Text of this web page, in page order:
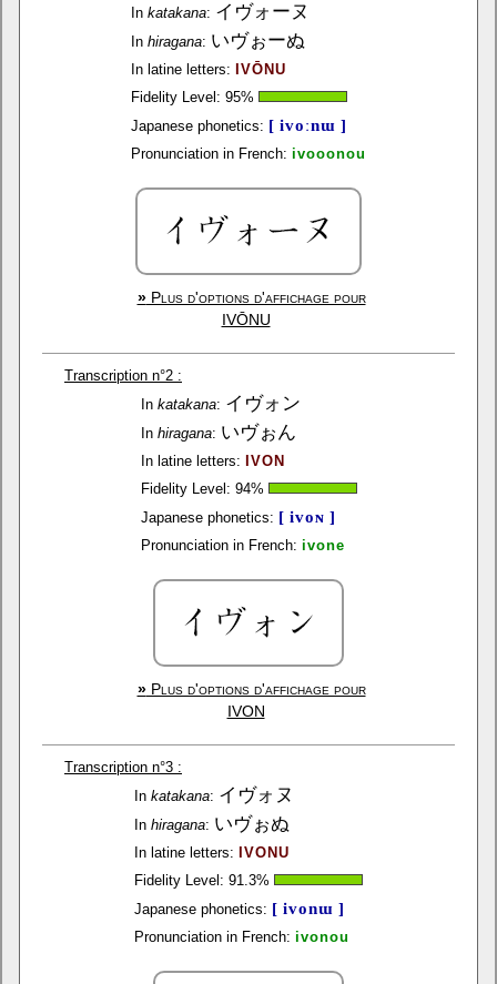
In katakana: イヴォーヌ
In hiragana: いヴぉーぬ
In latine letters:
IVŌNU
Fidelity Level: 95%
Japanese phonetics: [ ivoːnɯ ]
Pronunciation in French: ivooonou
»Plus d'options d'affichage pour
IVŌNU
Transcription n°2 :
In katakana: イヴォン
In hiragana: いヴぉん
In latine letters:
IVON
Fidelity Level: 94%
Japanese phonetics: [ ivoɴ ]
Pronunciation in French: ivone
»Plus d'options d'affichage pour
IVON
Transcription n°3 :
In katakana: イヴォヌ
In hiragana: いヴぉぬ
In latine letters:
IVONU
Fidelity Level: 91.3%
Japanese phonetics: [ ivonɯ ]
Pronunciation in French: ivonou